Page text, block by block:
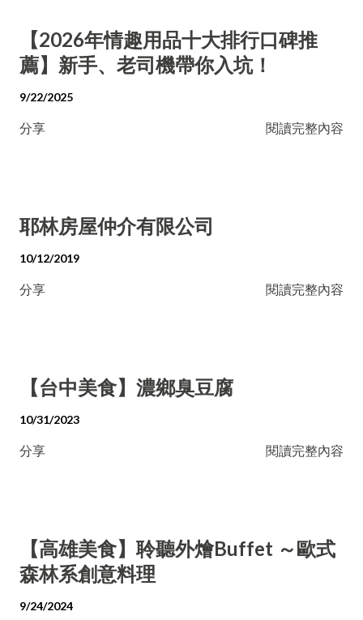
【2026年情趣用品十大排行口碑推
薦】新手、老司機帶你入坑！
9/22/2025
分享 閱讀完整內容
耶林房屋仲介有限公司
10/12/2019
分享 閱讀完整內容
【台中美食】濃鄉臭豆腐
10/31/2023
分享 閱讀完整內容
【高雄美食】聆聽外燴Buffet ～歐式
森林系創意料理
9/24/2024